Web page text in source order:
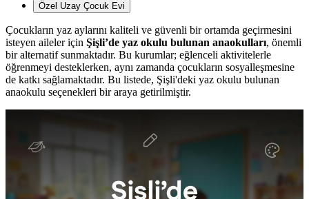
Özel Uzay Çocuk Evi
Çocukların yaz aylarını kaliteli ve güvenli bir ortamda geçirmesini
isteyen aileler için Şişli’de yaz okulu bulunan anaokulları, önemli
bir alternatif sunmaktadır. Bu kurumlar; eğlenceli aktivitelerle
öğrenmeyi desteklerken, aynı zamanda çocukların sosyalleşmesine
de katkı sağlamaktadır. Bu listede, Şişli'deki yaz okulu bulunan
anaokulu seçenekleri bir araya getirilmiştir.